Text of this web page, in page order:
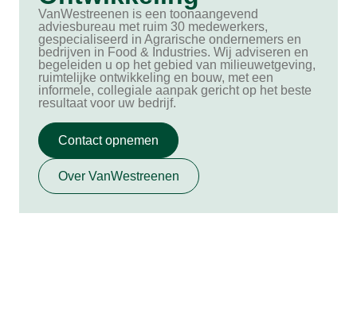
VanWestreenen is een toonaangevend
adviesbureau met ruim 30 medewerkers,
gespecialiseerd in Agrarische ondernemers en
bedrijven in Food & Industries. Wij adviseren en
begeleiden u op het gebied van milieuwetgeving,
ruimtelijke ontwikkeling en bouw, met een
informele, collegiale aanpak gericht op het beste
resultaat voor uw bedrijf.
Contact opnemen
Over VanWestreenen